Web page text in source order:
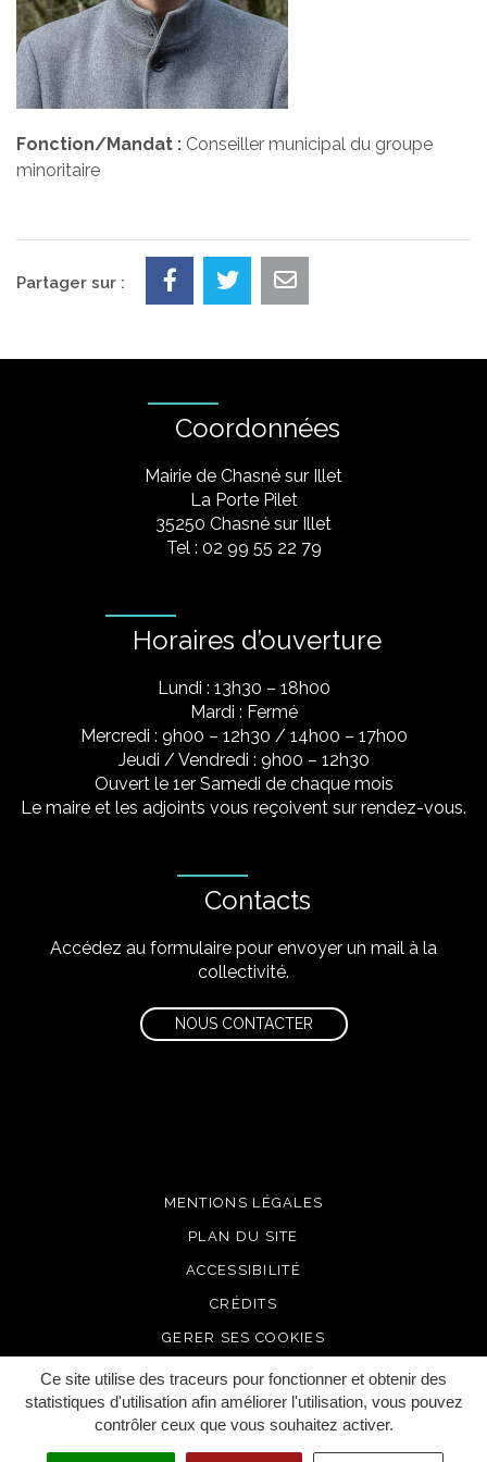
Ce site utilise des traceurs pour fonctionner et obtenir des
statistiques d'utilisation afin améliorer l'utilisation, vous pouvez
contrôler ceux que vous souhaitez activer.
Fonction/Mandat : Conseiller municipal du groupe
minoritaire
Partager sur :
Coordonnées
Mairie de Chasné sur Illet
La Porte Pilet
35250 Chasné sur Illet
Tel : 02 99 55 22 79
Horaires d’ouverture
Lundi : 13h30 – 18h00
Mardi : Fermé
Mercredi : 9h00 – 12h30 / 14h00 – 17h00
Jeudi / Vendredi : 9h00 – 12h30
Ouvert le 1er Samedi de chaque mois
Le maire et les adjoints vous reçoivent sur rendez-vous.
Contacts
Accédez au formulaire pour envoyer un mail à la
collectivité.
NOUS CONTACTER
MENTIONS LÉGALES
PLAN DU SITE
ACCESSIBILITÉ
CRÉDITS
GERER SES COOKIES